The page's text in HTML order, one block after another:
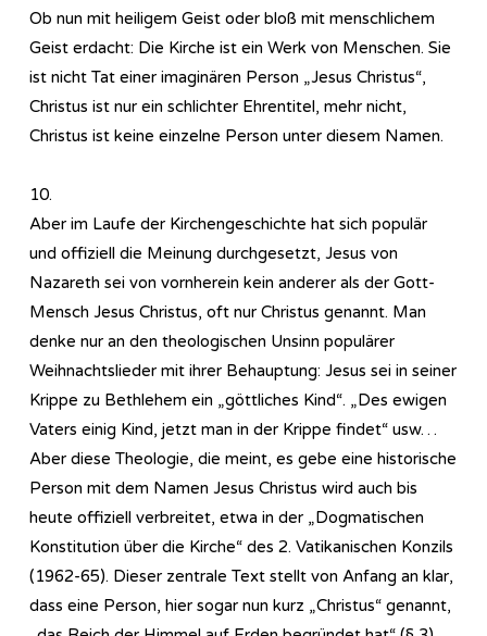
Ob nun mit heiligem Geist oder bloß mit menschlichem
Geist erdacht: Die Kirche ist ein Werk von Menschen. Sie
ist nicht Tat einer imaginären Person „Jesus Christus“,
Christus ist nur ein schlichter Ehrentitel, mehr nicht,
Christus ist keine einzelne Person unter diesem Namen.
10.
Aber im Laufe der Kirchengeschichte hat sich populär
und offiziell die Meinung durchgesetzt, Jesus von
Nazareth sei von vornherein kein anderer als der Gott-
Mensch Jesus Christus, oft nur Christus genannt. Man
denke nur an den theologischen Unsinn populärer
Weihnachtslieder mit ihrer Behauptung: Jesus sei in seiner
Krippe zu Bethlehem ein „göttliches Kind“. „Des ewigen
Vaters einig Kind, jetzt man in der Krippe findet“ usw…
Aber diese Theologie, die meint, es gebe eine historische
Person mit dem Namen Jesus Christus wird auch bis
heute offiziell verbreitet, etwa in der „Dogmatischen
Konstitution über die Kirche“ des 2. Vatikanischen Konzils
(1962-65). Dieser zentrale Text stellt von Anfang an klar,
dass eine Person, hier sogar nun kurz „Christus“ genannt,